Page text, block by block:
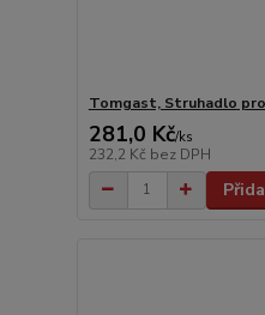
Tomgast, Struhadlo
281,0 Kč/ks
232,2 Kč bez DPH